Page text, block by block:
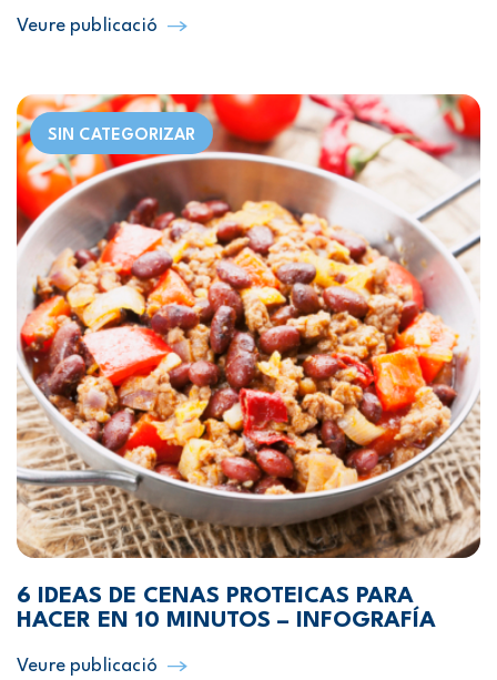
Veure publicació
SIN CATEGORIZAR
6 IDEAS DE CENAS PROTEICAS PARA
HACER EN 10 MINUTOS – INFOGRAFÍA
Veure publicació